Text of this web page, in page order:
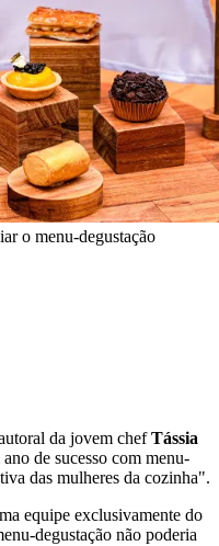
o menu-degustação
da jovem chefTássia
de sucesso com menu-
das mulheres da cozinha".
equipe exclusivamente do
degustação não poderia